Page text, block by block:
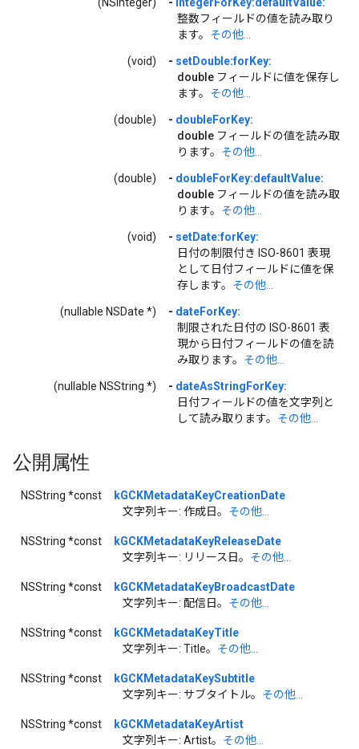
整数フィールドの値を読み取り
ます。 その他...
(void) - setDouble:forKey:
double フィールドに値を保存し
ます。 その他...
(double) - doubleForKey:
double フィールドの値を読み取
ります。 その他...
(double) - doubleForKey:defaultValue:
double フィールドの値を読み取
ります。 その他...
(void) - setDate:forKey:
日付の制限付き ISO-8601 表現
として日付フィールドに値を保
存します。 その他...
(nullable NSDate *) - dateForKey:
制限された日付の ISO-8601 表
現から日付フィールドの値を読
み取ります。 その他...
(nullable NSString *) - dateAsStringForKey:
日付フィールドの値を文字列と
して読み取ります。 その他...
公開属性
NSString *const
kGCKMetadataKeyCreationDate
文字列キー: 作成日。 その他...
NSString *const
kGCKMetadataKeyReleaseDate
文字列キー: リリース日。 その他...
NSString *const
kGCKMetadataKeyBroadcastDate
文字列キー: 配信日。 その他...
NSString *const
kGCKMetadataKeyTitle
文字列キー: Title。 その他...
NSString *const
kGCKMetadataKeySubtitle
文字列キー: サブタイトル。 その他...
NSString *const
kGCKMetadataKeyArtist
文字列キー: Artist。 その他...